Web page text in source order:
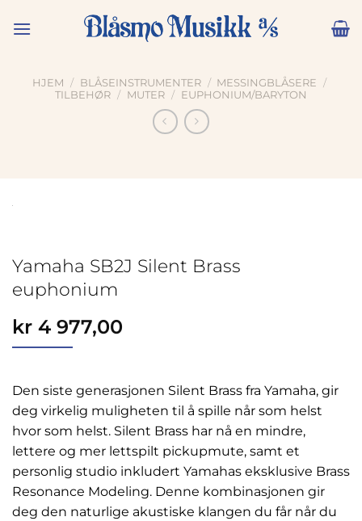
HJEM / BLÅSEINSTRUMENTER / MESSINGBLÅSERE
/
TILBEHØR / MUTER / EUPHONIUM/BARYTON
Yamaha SB2J Silent Brass
euphonium
kr 4 977,00
Den siste generasjonen Silent Brass fra Yamaha, gir
deg virkelig muligheten til å spille når som helst
hvor som helst. Silent Brass har nå en mindre,
lettere og mer lettspilt pickupmute, samt et
personlig studio inkludert Yamahas eksklusive Brass
Resonance Modeling. Denne kombinasjonen gir
deg den naturlige akustiske klangen du får når du